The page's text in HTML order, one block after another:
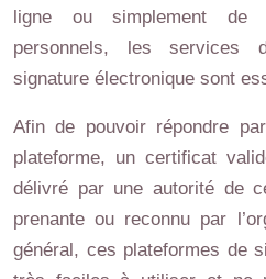
ligne ou simplement de
personnels, les services
signature électronique sont
Afin de pouvoir répondre
plateforme, un certificat
délivré par une autorité de
prenante ou reconnu par
général, ces plateformes de